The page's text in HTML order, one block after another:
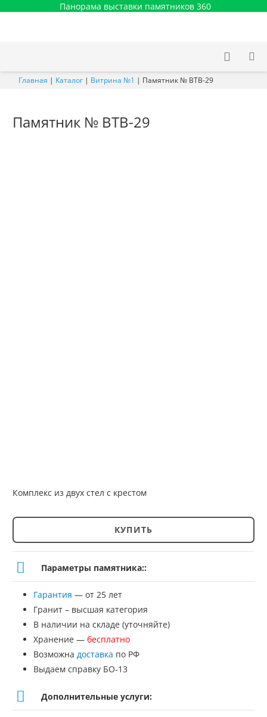
Панорама выставки памятников 360
Главная | Каталог | Витрина №1 | Памятник № ВТВ-29
Памятник № ВТВ-29
Комплекс из двух стел с крестом
Количество
товара
Памятник
ВТВ-29
КУПИТЬ
Параметры памятника::
Гарантия — от 25 лет
Гранит – высшая категория
В наличии на складе (уточняйте)
Хранение — бесплатно
Возможна доставка по РФ
Выдаем справку БО-13
Дополнительные услуги: